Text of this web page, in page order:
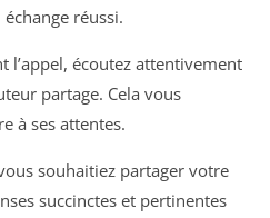
réussi.
l’appel, écoutez attentivement
partage. Cela vous
à ses attentes.
souhaitiez partager votre
succinctes et pertinentes